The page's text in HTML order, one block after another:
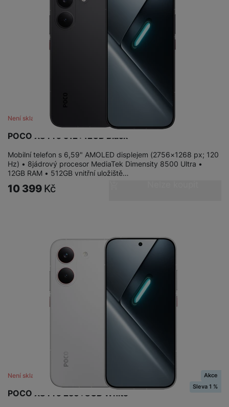
POCO X8 Pro 512+12GB Black
Není skladem
Mobilní telefon s 6,59" AMOLED displejem (2756×1268 px; 120
Hz) • 8jádrový procesor MediaTek Dimensity 8500 Ultra •
12GB RAM • 512GB vnitřní uložiště…
10 399 Kč
POCO X8 Pro 256+8GB White
Není skladem
Akce
Sleva 1 %